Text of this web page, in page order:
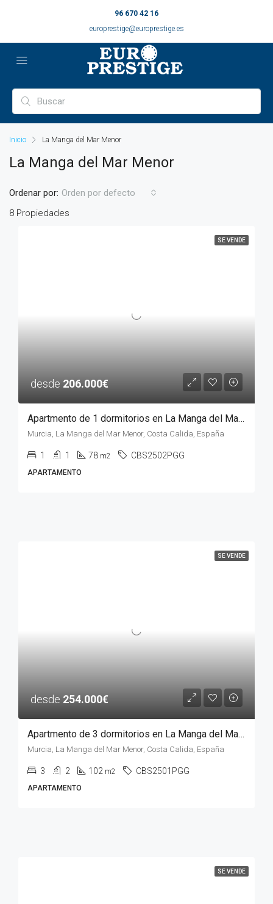
96 670 42 16
europrestige@europrestige.es
Inicio La Manga del Mar Menor
La Manga del Mar Menor
8 Propiedades
Ordenar por: Orden por defecto
SE VENDE
desde 206.000€
Apartmento de 1 dormitorios en La Manga del Mar Menor, MURCIA
Murcia, La Manga del Mar Menor, Costa Calida, España
1 1 78 m2 CBS2502PGG
APARTAMENTO
SE VENDE
desde 254.000€
Apartmento de 3 dormitorios en La Manga del Mar Menor, MURCIA
Murcia, La Manga del Mar Menor, Costa Calida, España
3 2 102 m2 CBS2501PGG
APARTAMENTO
SE VENDE